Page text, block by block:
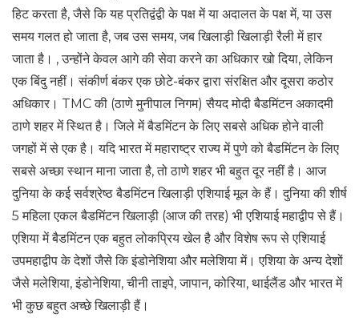
हिट करता है, जैसे कि यह प्रतिद्वंद्वी के पक्ष में या अदालत के पक्ष में, या उस
समय गलत हो जाता है, जब उस समय, जब खिलाड़ी खिलाड़ी रैली में हार
जाता है। , उन्होंने केवल आगे की सेवा करने का अधिकार खो दिया, लेकिन
एक बिंदु नहीं। संकीर्ण बंकर एक छोटे-बंकर द्वारा संरक्षित और दूसरा कठोर
अधिकार। TMC की (ठाणे मुनीपाल निगम) सैयद मोदी बैडमिंटन अकादमी
ठाणे शहर में स्थित है। जिले में बैडमिंटन के लिए सबसे अधिक होने वाली
जगहों में से एक है। यदि भारत में महाराष्ट्र राज्य में पुणे को बैडमिंटन के लिए
सबसे अच्छा स्थान माना जाता है, तो ठाणे शहर भी बहुत दूर नहीं है। आज
दुनिया के कई सर्वश्रेष्ठ बैडमिंटन खिलाड़ी एशियाई मूल के हैं। दुनिया की शीर्ष
5 महिला एकल बैडमिंटन खिलाड़ी (आज की तरह) भी एशियाई महाद्वीप से हैं।
एशिया में बैडमिंटन एक बहुत लोकप्रिय खेल है और विशेष रूप से एशियाई
उपमहाद्वीप के देशों जैसे कि इंडोनेशिया और मलेशिया में। एशिया के अन्य देशों
जैसे मलेशिया, इंडोनेशिया, चीनी ताइपे, जापान, कोरिया, थाईलैंड और भारत में
भी कुछ बहुत अच्छे खिलाड़ी हैं।